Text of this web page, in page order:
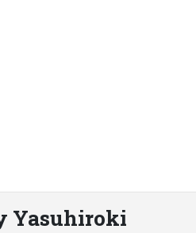
Yasuhiroki